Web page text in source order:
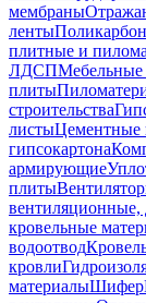
мембраны
ленты
плитные и
ЛДСП
плиты
строительства
листыЦементные
гипсокартона
армирующие
плиты
кровельные
водоотвод
кровли
материалыШифер